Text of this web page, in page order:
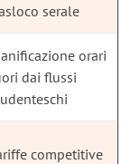
serale
orari
dai flussi
competitive